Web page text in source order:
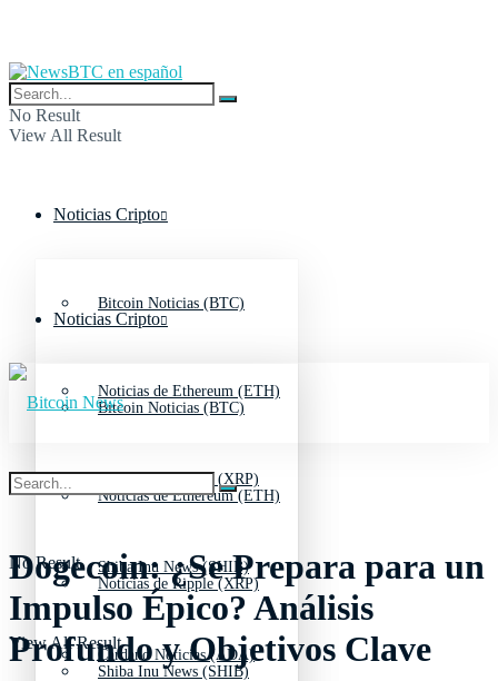
No Result
View All Result
Noticias Cripto
Bitcoin Noticias (BTC)
Noticias de Ethereum (ETH)
Noticias de Ripple (XRP)
Shiba Inu News (SHIB)
Cardano Noticias (ADA)
Noticias Cripto
Bitcoin Noticias (BTC)
Noticias de Ethereum (ETH)
Noticias de Ripple (XRP)
Shiba Inu News (SHIB)
No Result
View All Result
Dogecoin: ¿Se Prepara para un
Impulso Épico? Análisis
Profundo y Objetivos Clave